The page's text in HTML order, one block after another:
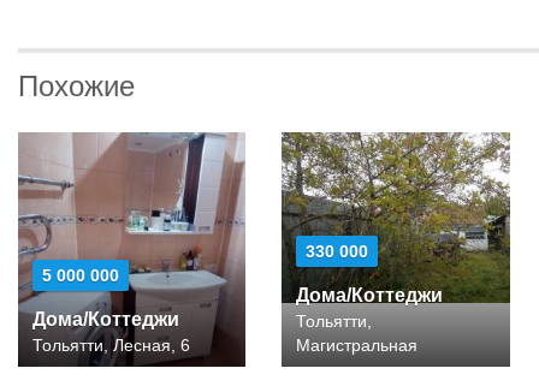
Похожие
5 000 000
Дома/Коттеджи
Тольятти, Лесная, 6
330 000
Дома/Коттеджи
Тольятти,
Магистральная